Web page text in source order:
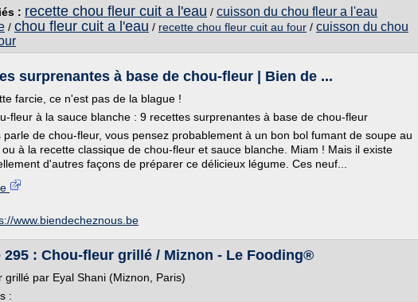
: recette chou fleur cuit a l'eau / cuisson du chou fleur a l'eau
/ chou fleur cuit a l'eau / recette chou fleur cuit au four / cuisson du chou
surprenantes à base de chou-fleur | Bien de ...
farcie, ce n'est pas de la blague !
fleur à la sauce blanche : 9 recettes surprenantes à base de chou-fleur
parle de chou-fleur, vous pensez probablement à un bon bol fumant de soupe au
à la recette classique de chou-fleur et sauce blanche. Miam ! Mais il existe
d'autres façons de préparer ce délicieux légume. Ces neuf...
www.biendecheznous.be
295 : Chou-fleur grillé / Miznon - Le Fooding®
grillé par Eyal Shani (Miznon, Paris)
: